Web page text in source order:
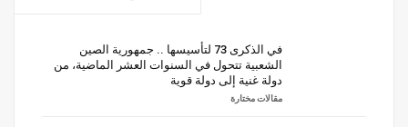
في الذكرى 73 لتأسيسها .. جمهورية الصين
الشعبية تتحول في السنوات العشر الماضية، من
دولة غنية إلى دولة قوية
مقالات مختارة